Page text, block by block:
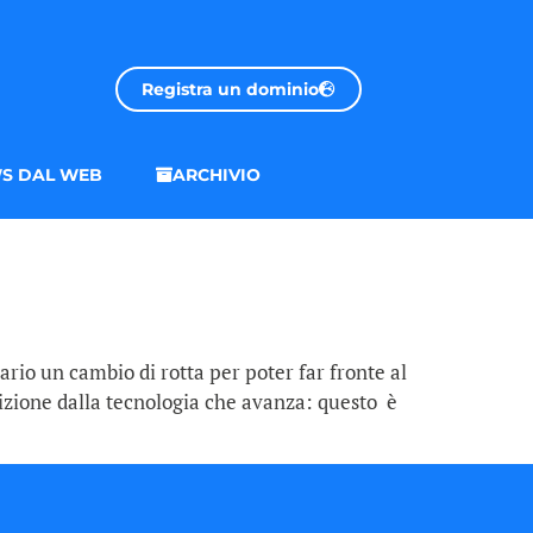
Registra un dominio
DAL WEB ARCHIVIO
un cambio di rotta per poter far fronte al
dalla tecnologia che avanza: questo è